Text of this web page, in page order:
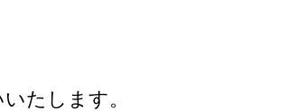
たします。